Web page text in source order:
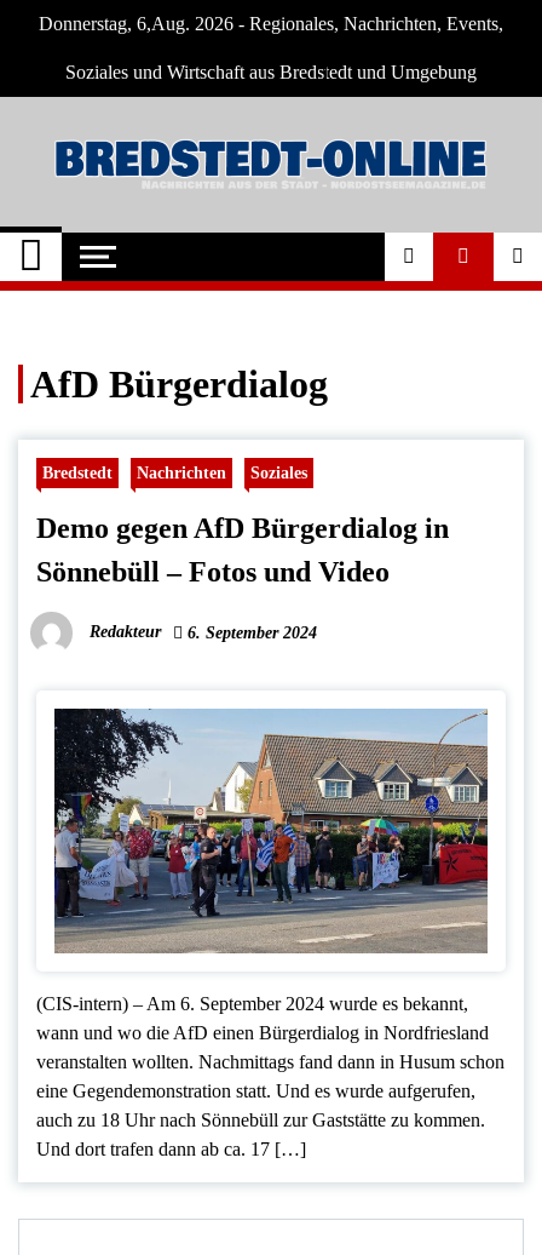
Donnerstag, 6,Aug. 2026 - Regionales, Nachrichten, Events,
Soziales und Wirtschaft aus Bredstedt und Umgebung
Bredstedt Online
Neuigkeiten und Nachrichten aus Bredstedt
und Umgebung
AfD Bürgerdialog
Bredstedt Nachrichten Soziales
Demo gegen AfD Bürgerdialog in
Sönnebüll – Fotos und Video
Redakteur 6. September 2024
(CIS-intern) – Am 6. September 2024 wurde es bekannt,
wann und wo die AfD einen Bürgerdialog in Nordfriesland
veranstalten wollten. Nachmittags fand dann in Husum schon
eine Gegendemonstration statt. Und es wurde aufgerufen,
auch zu 18 Uhr nach Sönnebüll zur Gaststätte zu kommen.
Und dort trafen dann ab ca. 17 […]